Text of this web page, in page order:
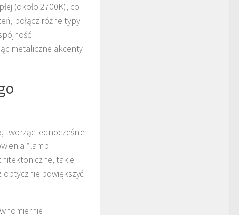
(około 2700K), co
połącz różne typy
metaliczne akcenty
tworząc jednocześnie
*lamp
takie
optycznie powiększyć